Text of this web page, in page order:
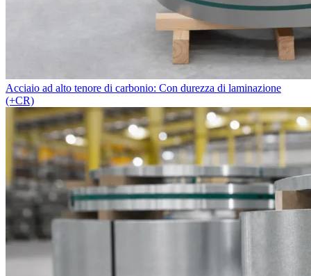
Acciaio ad alto tenore di carbonio: Con durezza di laminazione
(+CR)